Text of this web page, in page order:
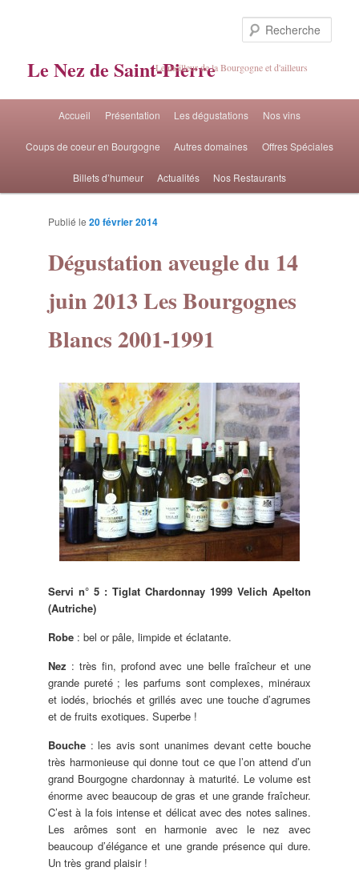
Le Nez de Saint-PierreLe meilleur de la Bourgogne et d'ailleurs
Aller au contenu principal
Aller au contenu secondaire
Accueil Présentation Les dégustations Nos vins
Coups de coeur en Bourgogne Autres domaines Offres Spéciales
Billets d’humeur Actualités Nos Restaurants
Dégustation aveugle du 14
juin 2013 Les Bourgognes
Blancs 2001-1991
Publié le 20 février 2014
Servi n° 5 : Tiglat Chardonnay 1999 Velich Apelton
(Autriche)
Robe : bel or pâle, limpide et éclatante.
Nez : très fin, profond avec une belle fraîcheur et une
grande pureté ; les parfums sont complexes, minéraux
et iodés, briochés et grillés avec une touche d’agrumes
et de fruits exotiques. Superbe !
Bouche : les avis sont unanimes devant cette bouche
très harmonieuse qui donne tout ce que l’on attend d’un
grand Bourgogne chardonnay à maturité. Le volume est
énorme avec beaucoup de gras et une grande fraîcheur.
C’est à la fois intense et délicat avec des notes salines.
Les arômes sont en harmonie avec le nez avec
beaucoup d’élégance et une grande présence qui dure.
Un très grand plaisir !